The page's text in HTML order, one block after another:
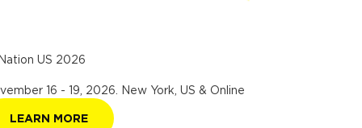
US 2026
16 - 19, 2026 New York, US & Online
LEARN MORE